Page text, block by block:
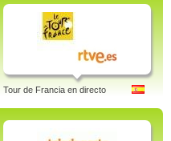
Tour de Francia en directo